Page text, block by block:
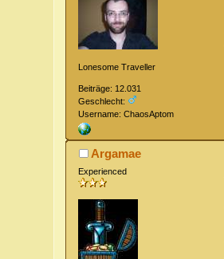
Lonesome Traveller
Beiträge: 12.031
Geschlecht:
Username: ChaosAptom
Argamae
Experienced